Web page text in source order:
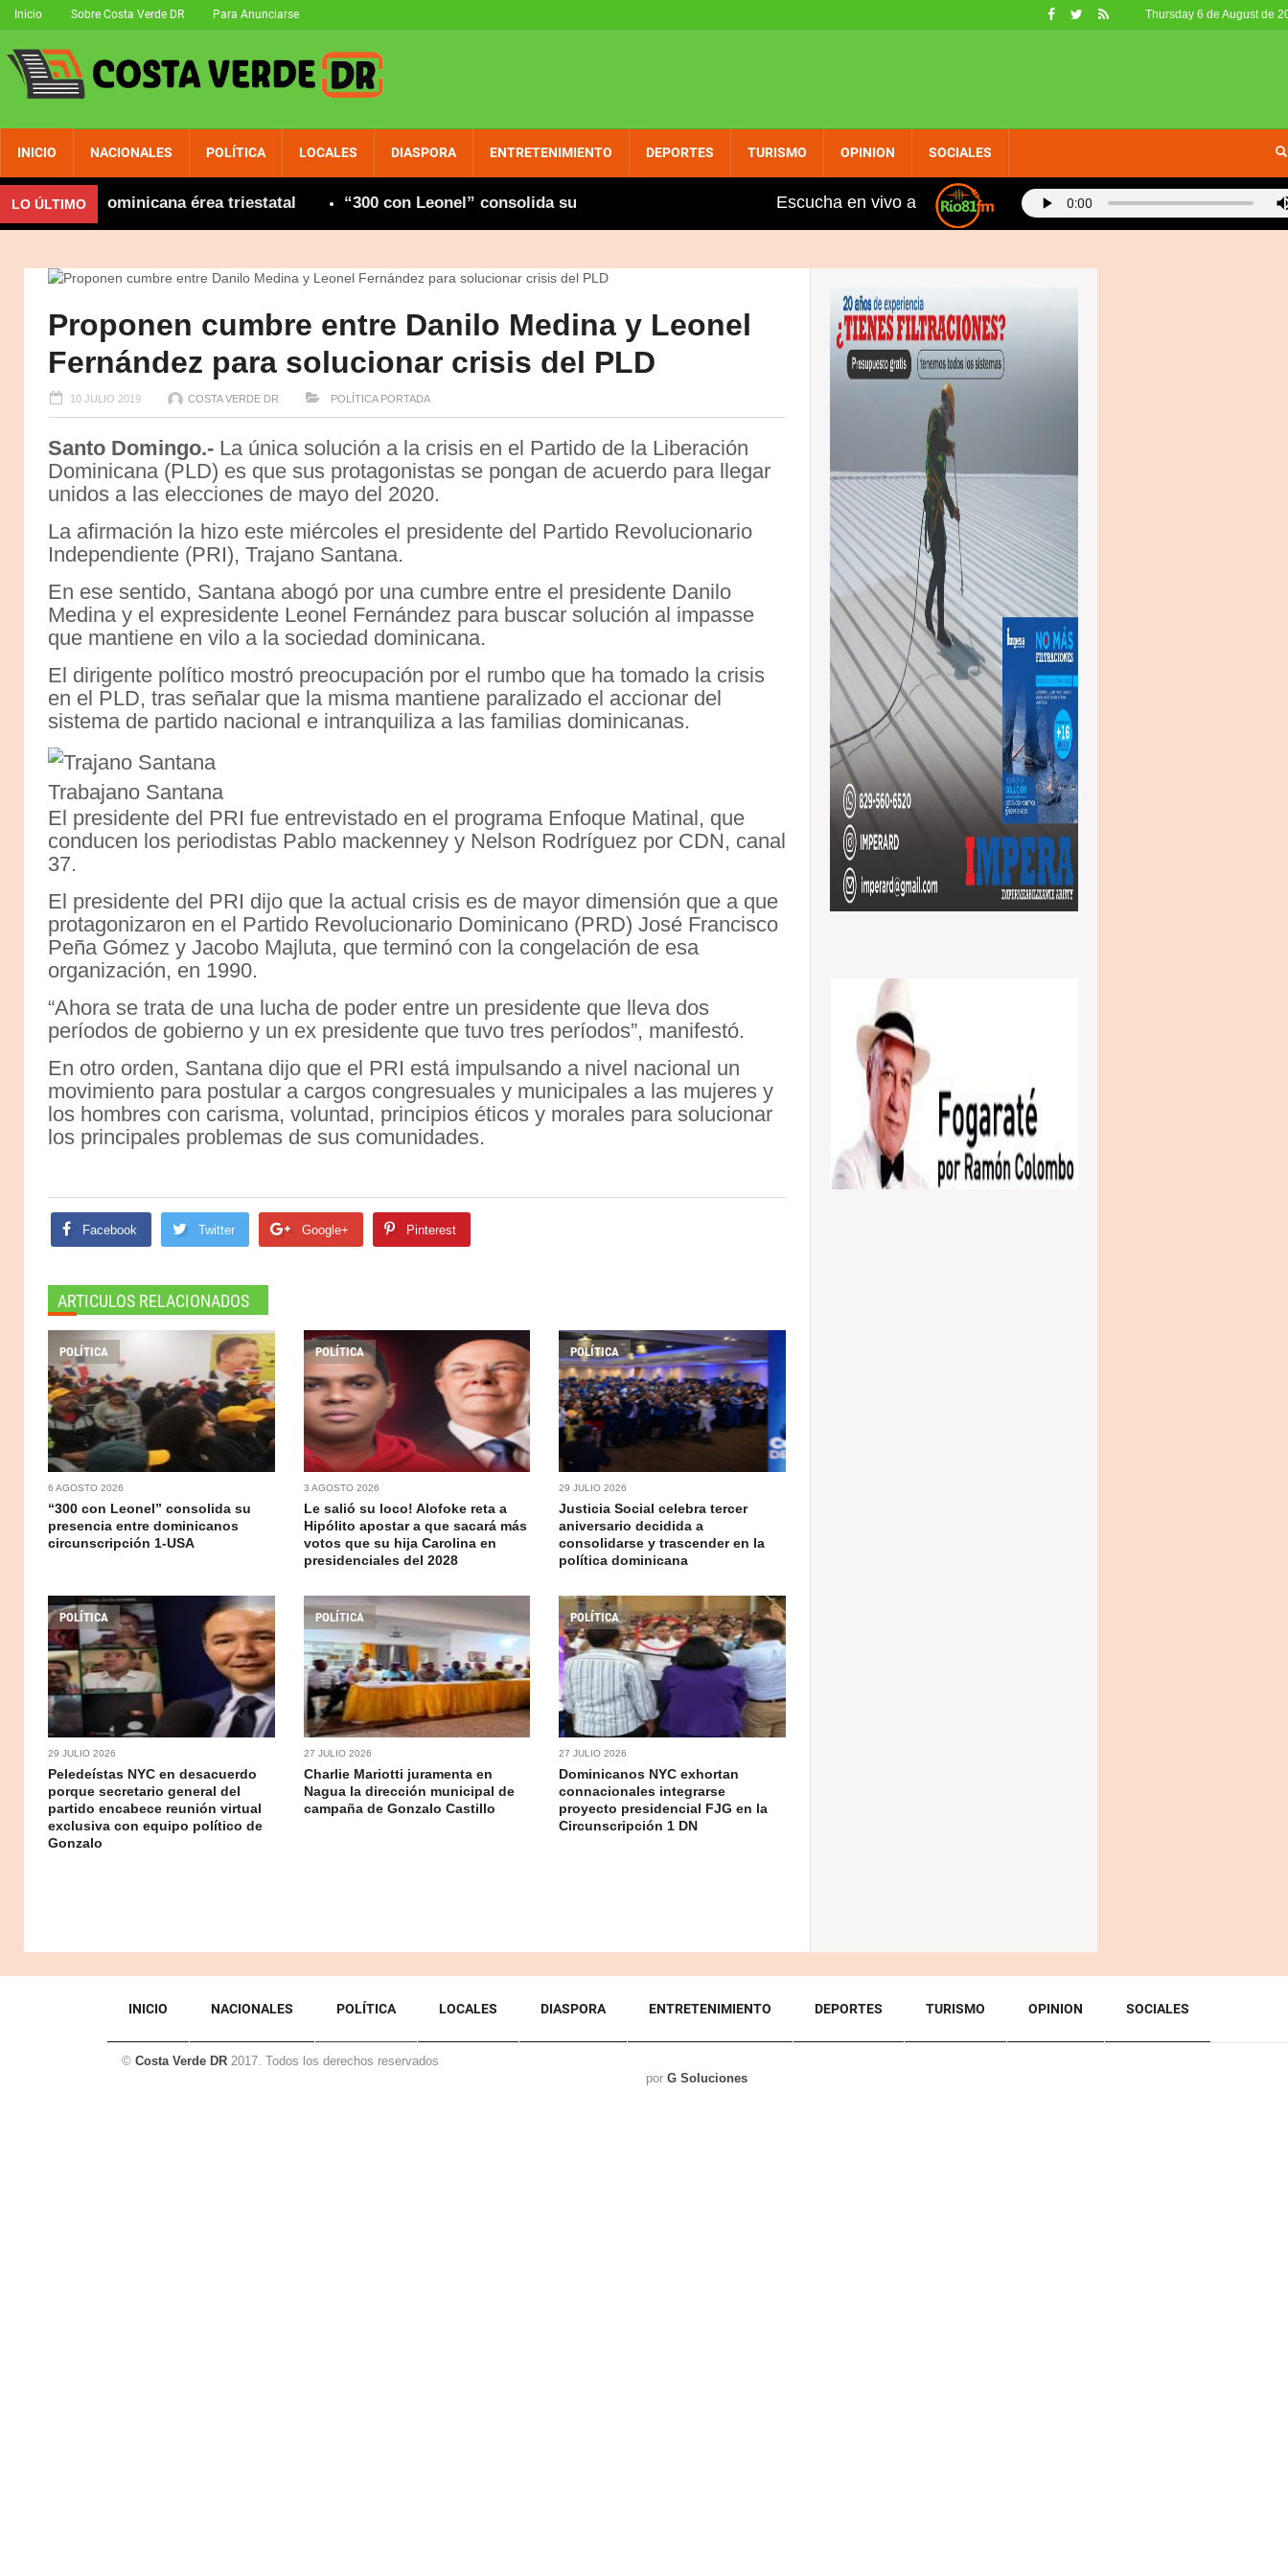
Thursday 6 de August de
Inicio Sobre Costa Verde DR Para Anunciarse
INICIO NACIONALES POLÍTICA LOCALES DIASPORA ENTRETENIMIENTO DEPORTES TURISMO OPINION SOCIALES
LO ÚLTIMOdominicana érea triestatal “300 con Leonel” consolida su presencia entre dominicanos circunscripción 1-USA Agradecen al Gobierno por escuchar
Escucha en vivo a
Proponen cumbre entre Danilo Medina y Leonel
Fernández para solucionar crisis del PLD
10 JULIO 2019 COSTA VERDE DR POLÍTICA PORTADA
Santo Domingo.- La única solución a la crisis en el Partido de la Liberación
Dominicana (PLD) es que sus protagonistas se pongan de acuerdo para llegar
unidos a las elecciones de mayo del 2020.
La afirmación la hizo este miércoles el presidente del Partido Revolucionario
Independiente (PRI), Trajano Santana.
En ese sentido, Santana abogó por una cumbre entre el presidente Danilo
Medina y el expresidente Leonel Fernández para buscar solución al impasse
que mantiene en vilo a la sociedad dominicana.
El dirigente político mostró preocupación por el rumbo que ha tomado la crisis
en el PLD, tras señalar que la misma mantiene paralizado el accionar del
sistema de partido nacional e intranquiliza a las familias dominicanas.
Trabajano Santana
El presidente del PRI fue entrevistado en el programa Enfoque Matinal, que
conducen los periodistas Pablo mackenney y Nelson Rodríguez por CDN, canal
37.
El presidente del PRI dijo que la actual crisis es de mayor dimensión que a que
protagonizaron en el Partido Revolucionario Dominicano (PRD) José Francisco
Peña Gómez y Jacobo Majluta, que terminó con la congelación de esa
organización, en 1990.
“Ahora se trata de una lucha de poder entre un presidente que lleva dos
períodos de gobierno y un ex presidente que tuvo tres períodos”, manifestó.
En otro orden, Santana dijo que el PRI está impulsando a nivel nacional un
movimiento para postular a cargos congresuales y municipales a las mujeres y
los hombres con carisma, voluntad, principios éticos y morales para solucionar
los principales problemas de sus comunidades.
Facebook Twitter Google+ Pinterest
ARTICULOS RELACIONADOS
POLÍTICA
6 AGOSTO 2026
“300 con Leonel” consolida su
presencia entre dominicanos
circunscripción 1-USA
POLÍTICA
3 AGOSTO 2026
Le salió su loco! Alofoke reta a
Hipólito apostar a que sacará más
votos que su hija Carolina en
presidenciales del 2028
POLÍTICA
29 JULIO 2026
Justicia Social celebra tercer
aniversario decidida a
consolidarse y trascender en la
política dominicana
POLÍTICA
29 JULIO 2026
Peledeístas NYC en desacuerdo
porque secretario general del
partido encabece reunión virtual
exclusiva con equipo político de
Gonzalo
POLÍTICA
27 JULIO 2026
Charlie Mariotti juramenta en
Nagua la dirección municipal de
campaña de Gonzalo Castillo
POLÍTICA
27 JULIO 2026
Dominicanos NYC exhortan
connacionales integrarse
proyecto presidencial FJG en la
Circunscripción 1 DN
INICIO NACIONALES POLÍTICA LOCALES DIASPORA ENTRETENIMIENTO DEPORTES TURISMO OPINION SOCIALES
© Costa Verde DR 2017. Todos los derechos reservados
por G Soluciones